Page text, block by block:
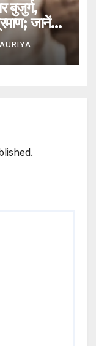
बुजुर्ग,
जानें
13
In